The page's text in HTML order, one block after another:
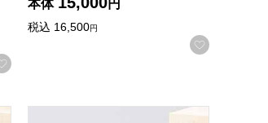
お気に入りに登録する
本体
円
税込 16,500円
お気に入
プ(木箱入)黒檀[SCS-L201]【年間ギフト】
漆磨シリーズ 和然檀 ビアカップ(木箱